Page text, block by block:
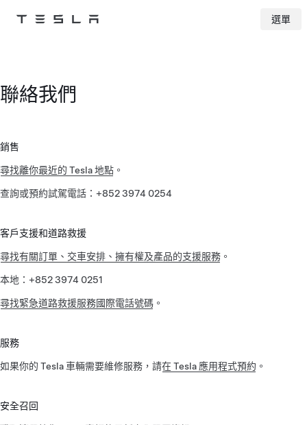
Tesla 選單
聯絡我們
銷售
尋找離你最近的 Tesla 地點 。
查詢或預約試駕電話：+852 3974 0254
客戶支援和道路救援
尋找有關訂單、交車安排、擁有權及產品的支援服務 。
本地：+852 3974 0251
尋找緊急道路救援服務國際電話號碼 。
服務
如果你的 Tesla 車輛需要維修服務，請在 Tesla 應用程式預約 。
安全召回